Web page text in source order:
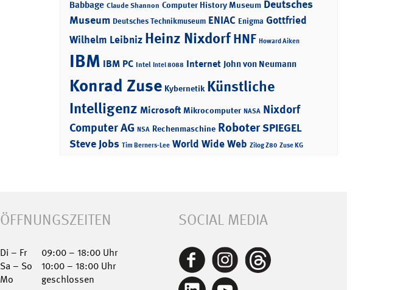
Babbage Claude Shannon Computer History Museum Deutsches
Museum Deutsches Technikmuseum ENIAC Enigma Gottfried
Wilhelm Leibniz Heinz NixdorfHNF Howard Aiken
IBM IBM PC Intel Intel 8088 Internet John von Neumann
Konrad Zuse Kybernetik Künstliche
Intelligenz Microsoft Mikrocomputer NASA Nixdorf
Computer AG NSA Rechenmaschine RoboterSPIEGEL
Steve Jobs Tim Berners-Lee World Wide Web Zilog Z80 Zuse KG
ÖFFNUNGSZEITEN
Di – Fr
09:00 – 18:00 Uhr
Sa – So
10:00 – 18:00 Uhr
Mo
geschlossen
SOCIAL MEDIA